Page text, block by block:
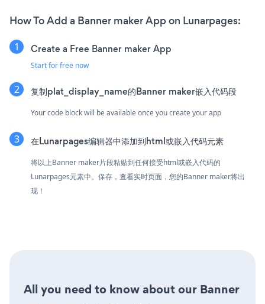
How To Add a Banner maker App on Lunarpages:
Create a Free Banner maker App
Start for free now
复制plat_display_name的Banner maker嵌入代码段
Your code block will be available once you create your app
在Lunarpages编辑器中添加到html或嵌入代码元素
将以上Banner maker片段粘贴到任何接受html或嵌入代码的
Lunarpages元素中。保存，查看实时页面，您的Banner maker将出
现！
All you need to know about our Banner